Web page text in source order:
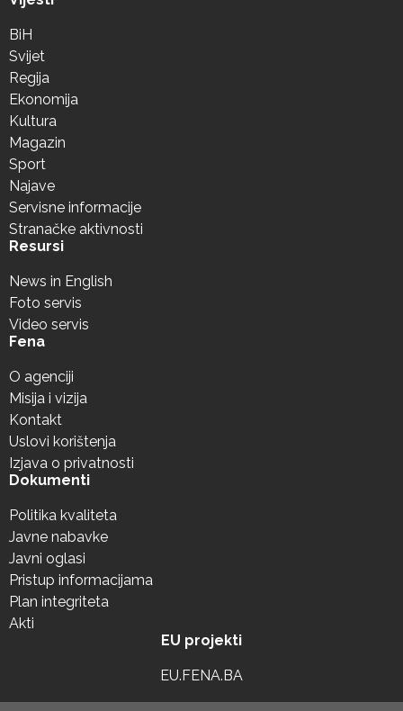
BiH
Svijet
Regija
Ekonomija
Kultura
Magazin
Sport
Najave
Servisne informacije
Stranačke aktivnosti
Resursi
News in English
Foto servis
Video servis
Fena
O agenciji
Misija i vizija
Kontakt
Uslovi korištenja
Izjava o privatnosti
Dokumenti
Politika kvaliteta
Javne nabavke
Javni oglasi
Pristup informacijama
Plan integriteta
Akti
EU projekti
EU.FENA.BA